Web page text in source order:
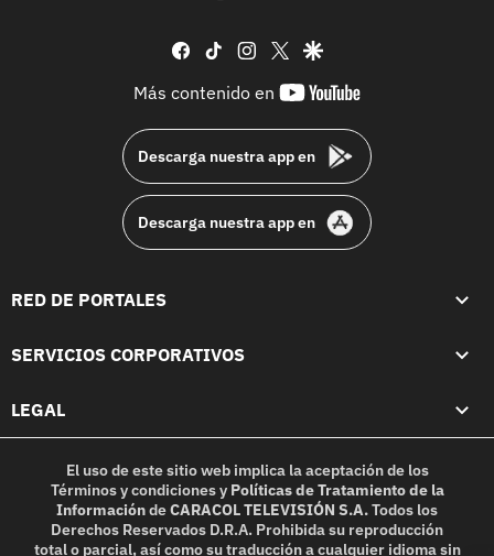
facebook
tiktok instagram
twittergoogle
Más contenido en
youtube-
Descarga nuestra app en
Descarga nuestra app en
RED DE PORTALES
SERVICIOS CORPORATIVOS
LEGAL
El uso de este sitio web implica la aceptación de los
Términos y condicionesy Políticas de Tratamiento de la
InformacióndeCARACOL TELEVISIÓN S.A.Todos los
Derechos Reservados D.R.A. Prohibida su reproducción
total o parcial, así como su traducción a cualquier idioma sin